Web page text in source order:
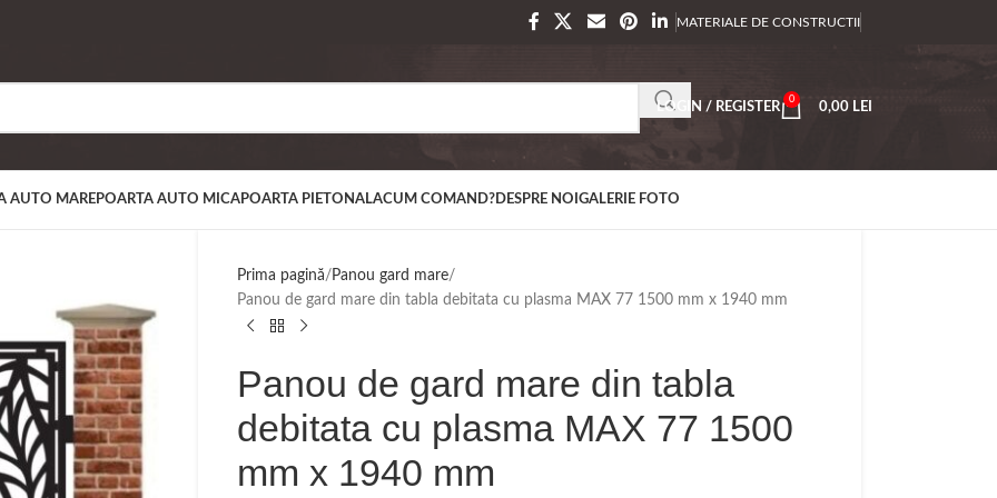
MATERIALE DE CONSTRUCTII
LOGIN / REGISTER
0
0,00 LEI
AUTO MAREPOARTA AUTO MICAPOARTA PIETONALACUM COMAND?DESPRE NOI GALERIE FOTO
Prima pagină
Panou gard mare
Panou de gard mare din tabla debitata cu plasma MAX 77 1500 mm x 1940 mm
Panou de gard mare din tabla
debitata cu plasma MAX 77 1500
mm x 1940 mm